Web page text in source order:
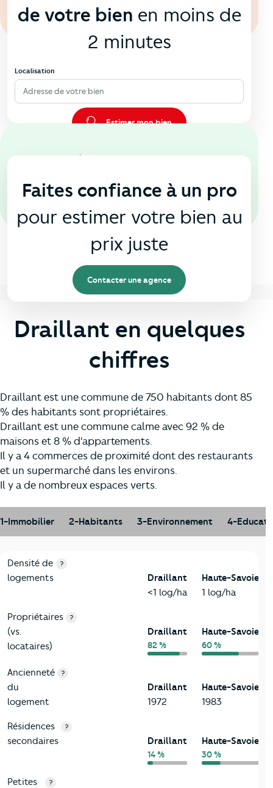
de votre bien en moins de
2 minutes
Localisation
Adresse de votre bien
Estimer mon bien
En agence
Faites confiance à un pro
pour estimer votre bien au
prix juste
Contacter une agence
Draillant en quelques
chiffres
Draillant est une commune de 750 habitants dont 85
% des habitants sont propriétaires.
Draillant est une commune calme avec 92 % de
maisons et 8 % d'appartements.
Il y a 4 commerces de proximité dont des restaurants
et un supermarché dans les environs.
Il y a de nombreux espaces verts.
1-Immobilier 2-Habitants 3-Environnement 4-
1-Immobilier
Critères Draillant
Densité de
logements
?
Draillant
<1 log/ha
Haute-Savoie
1 log/ha
Propriétaires
(vs.
locataires)
?
Draillant
82 %
Haute-Savoie
60 %
Ancienneté
du
logement
?
Draillant
1972
Haute-Savoie
1983
Résidences
secondaires
?
Draillant
14 %
Haute-Savoie
30 %
Petites ?